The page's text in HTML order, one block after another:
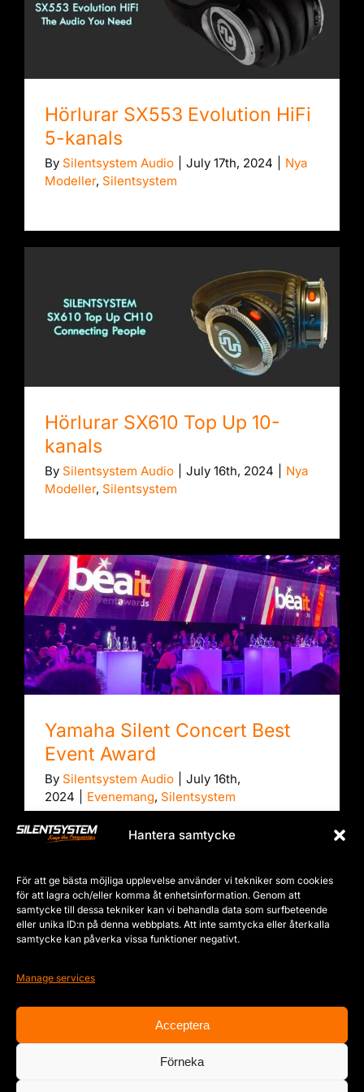
Hantera samtycke
För att ge bästa möjliga upplevelse använder vi tekniker som cookies
för att lagra och/eller komma åt enhetsinformation. Genom att
samtycke till dessa tekniker kan vi behandla data som surfbeteende
eller unika ID:n på denna webbplats. Att inte samtycka eller återkalla
samtycke kan påverka vissa funktioner negativt.
Manage services
Acceptera
Förneka
Hörlurar SX553 Evolution HiFi 5-kanals
Hörlurar SX553 Evolution HiFi
5-kanals
By Silentsystem Audio July 17th, 2024
Nya
Modeller, Silentsystem
Hörlurar SX610 Top Up 10-kanals
Hörlurar SX610 Top Up 10-
kanals
By Silentsystem Audio July 16th, 2024
Nya
Modeller, Silentsystem
Yamaha Silent Concert Best Event Award
Yamaha Silent Concert Best
Event Award
By Silentsystem Audio
July 16th,
2024
Evenemang, Silentsystem
Le Mani sul Mondo – Roberto